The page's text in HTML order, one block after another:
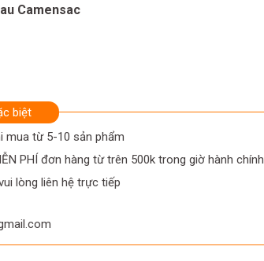
Camensac
biệt
mua từ 5-10 sản phẩm
PHÍ đơn hàng từ trên 500k trong giờ hành chính
lòng liên hệ trực tiếp